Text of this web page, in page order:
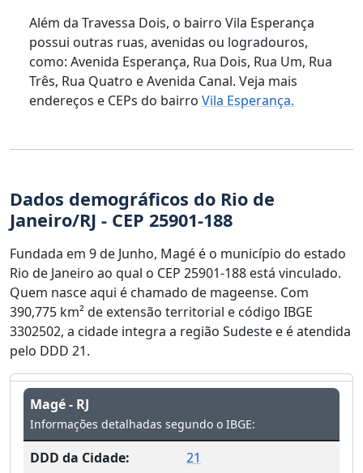
Além da Travessa Dois, o bairro Vila Esperança
possui outras ruas, avenidas ou logradouros,
como: Avenida Esperança, Rua Dois, Rua Um, Rua
Três, Rua Quatro e Avenida Canal. Veja mais
endereços e CEPs do bairro Vila Esperança.
Dados demográficos do Rio de
Janeiro/RJ - CEP 25901-188
Fundada em 9 de Junho, Magé é o município do estado
Rio de Janeiro ao qual o CEP 25901-188 está vinculado.
Quem nasce aqui é chamado de mageense. Com
390,775 km² de extensão territorial e código IBGE
3302502, a cidade integra a região Sudeste e é atendida
pelo DDD 21.
Magé - RJ
Informações detalhadas segundo o IBGE:
DDD da Cidade:
21